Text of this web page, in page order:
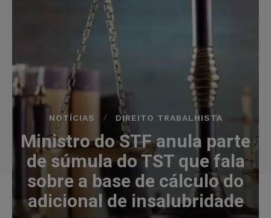
NOTÍCIAS DIREITO TRABALHISTA
Ministro do STF anula parte
de súmula do TST que fala
sobre a base de cálculo do
adicional de insalubridade